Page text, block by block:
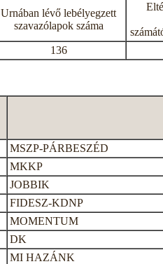
Urnában lévő lebélyegzett
szavazólapok száma
136
MSZP-PÁRBESZÉD
MKKP
JOBBIK
FIDESZ-KDNP
MOMENTUM
DK
MI HAZÁNK